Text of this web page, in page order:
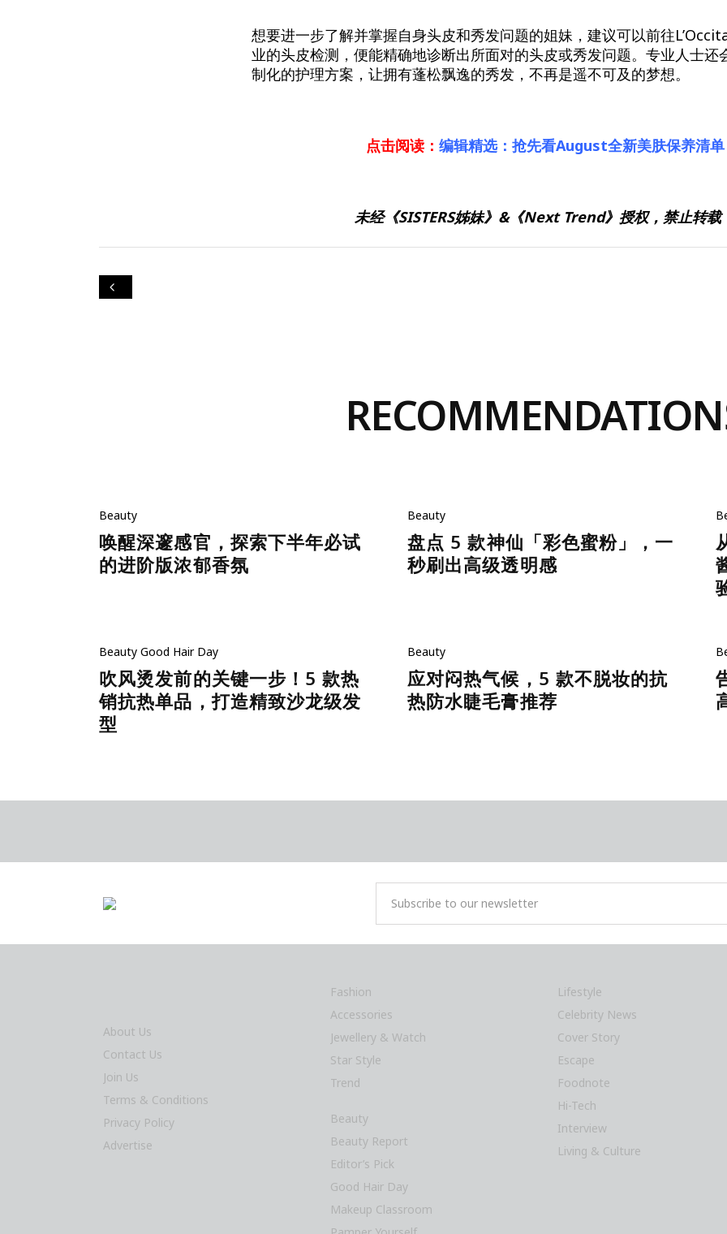
想要进一步了解并掌握自身头皮和秀发问题的姐妹，建议可以前往
业的头皮检测，便能精确地诊断出所面对的头皮或秀发问题。专业人士还
制化的护理方案，让拥有蓬松飘逸的秀发，不再是遥不可及的梦想。
点击阅读： 编辑精选：抢先看August全新美肤保养清单
未经《SISTERS姊妹》&《Next Trend》授权，禁止转载
Beauty
唤醒深邃感官，探索下半年必试
的进阶版浓郁香氛
Beauty
盘点 5 款神仙「彩色蜜粉」，一
秒刷出高级透明感
Beauty Good Hair Day
吹风烫发前的关键一步！5 款热
销抗热单品，打造精致沙龙级发
型
Beauty
应对闷热气候，5 款不脱妆的抗
热防水睫毛膏推荐
About Us
Contact Us
Join Us
Terms & Conditions
Privacy Policy
Advertise
Fashion
Accessories
Jewellery & Watch
Star Style
Trend
Beauty
Beauty Report
Editor’s Pick
Good Hair Day
Makeup Classroom
Lifestyle
Celebrity News
Cover Story
Escape
Foodnote
Hi-Tech
Interview
Living & Culture